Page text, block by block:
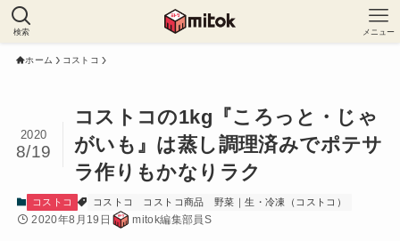
検索 メニュー
ホーム コストコ
コストコの1kg『ころっと・じゃ
がいも』は蒸し調理済みでポテサ
ラ作りもかなりラク
2020
8/19
コストコ コストコ コストコ商品 野菜｜生・冷凍（コストコ）
2020年8月19日 mitok編集部員S